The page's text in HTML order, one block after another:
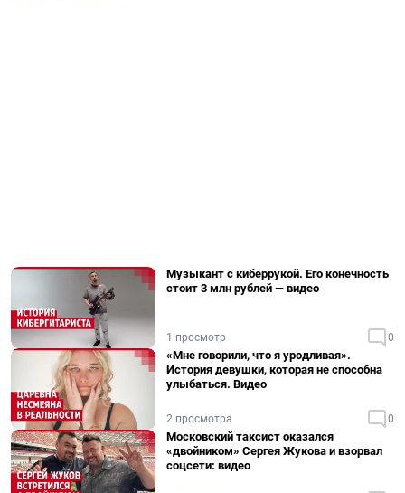
Музыкант с киберрукой. Его конечность
стоит 3 млн рублей — видео
1 просмотр 0
«Мне говорили, что я уродливая».
История девушки, которая не способна
улыбаться. Видео
2 просмотра 0
Московский таксист оказался
«двойником» Сергея Жукова и взорвал
соцсети: видео